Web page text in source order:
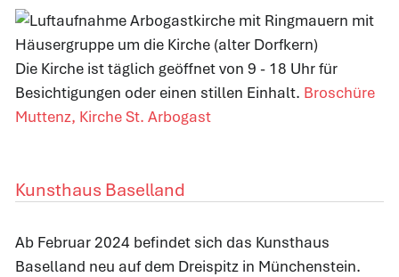
Die Kirche ist täglich geöffnet von 9 - 18 Uhr für
Besichtigungen oder einen stillen Einhalt. Broschüre
Muttenz, Kirche St. Arbogast
Kunsthaus Baselland
Ab Februar 2024 befindet sich das Kunsthaus
Baselland neu auf dem Dreispitz in Münchenstein.